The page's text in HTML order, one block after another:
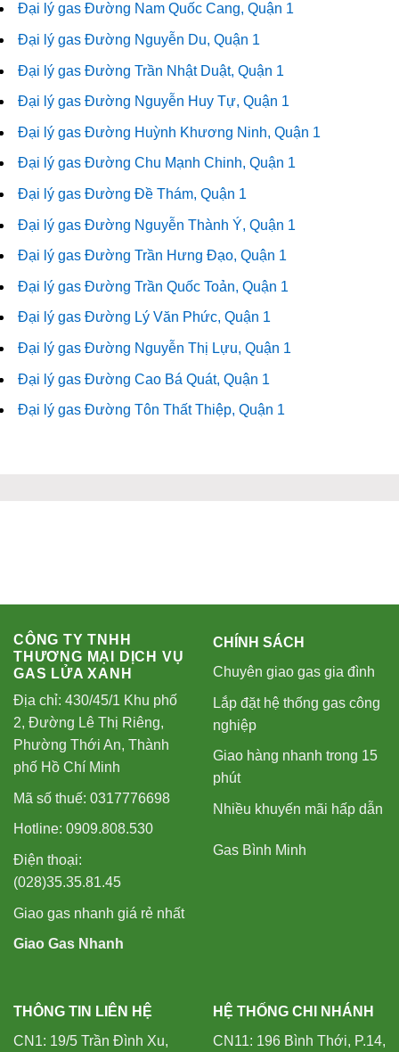
Đại lý gas Đường Nam Quốc Cang, Quận 1
Đại lý gas Đường Nguyễn Du, Quận 1
Đại lý gas Đường Trần Nhật Duật, Quận 1
Đại lý gas Đường Nguyễn Huy Tự, Quận 1
Đại lý gas Đường Huỳnh Khương Ninh, Quận 1
Đại lý gas Đường Chu Mạnh Chinh, Quận 1
Đại lý gas Đường Đề Thám, Quận 1
Đại lý gas Đường Nguyễn Thành Ý, Quận 1
Đại lý gas Đường Trần Hưng Đạo, Quận 1
Đại lý gas Đường Trần Quốc Toản, Quận 1
Đại lý gas Đường Lý Văn Phức, Quận 1
Đại lý gas Đường Nguyễn Thị Lựu, Quận 1
Đại lý gas Đường Cao Bá Quát, Quận 1
Đại lý gas Đường Tôn Thất Thiệp, Quận 1
CÔNG TY TNHH
THƯƠNG MẠI DỊCH VỤ
GAS LỬA XANH
Địa chỉ: 430/45/1 Khu phố
2, Đường Lê Thị Riêng,
Phường Thới An, Thành
phố Hồ Chí Minh
Mã số thuế: 0317776698
Hotline: 0909.808.530
Điện thoại:
(028)35.35.81.45
Giao gas nhanh giá rẻ nhất
Giao Gas Nhanh
CHÍNH SÁCH
Chuyên giao gas gia đình
Lắp đặt hệ thống gas công
nghiệp
Giao hàng nhanh trong 15
phút
Nhiều khuyến mãi hấp dẫn
Gas Bình Minh
THÔNG TIN LIÊN HỆ
CN1: 19/5 Trần Đình Xu,
HỆ THỐNG CHI NHÁNH
CN11: 196 Bình Thới, P.14,